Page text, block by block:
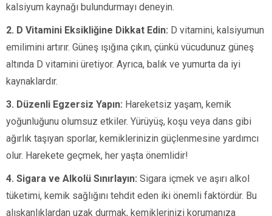
kalsiyum kaynağı bulundurmayı deneyin.
2. D Vitamini Eksikliğine Dikkat Edin: D vitamini, kalsiyumun
emilimini artırır. Güneş ışığına çıkın, çünkü vücudunuz güneş
altında D vitamini üretiyor. Ayrıca, balık ve yumurta da iyi
kaynaklardır.
3. Düzenli Egzersiz Yapın: Hareketsiz yaşam, kemik
yoğunluğunu olumsuz etkiler. Yürüyüş, koşu veya dans gibi
ağırlık taşıyan sporlar, kemiklerinizin güçlenmesine yardımcı
olur. Harekete geçmek, her yaşta önemlidir!
4. Sigara ve Alkolü Sınırlayın: Sigara içmek ve aşırı alkol
tüketimi, kemik sağlığını tehdit eden iki önemli faktördür. Bu
alışkanlıklardan uzak durmak, kemiklerinizi korumanıza